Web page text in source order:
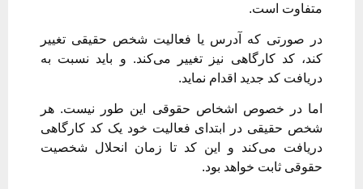
متفاوت است.
در صورتی که آدرس یا فعالیت شخص حقیقی تغییر
کند، کد کارگاهی نیز تغییر می‌کند. و باید نسبت به
دریافت کد جدید اقدام نماید.
اما در خصوص اشخاص حقوقی این طور نیست. هر
شخص حقیقی در ابتدای فعالیت خود یک کد کارگاهی
دریافت می‌کند و این کد تا زمان انحلال شخصیت
حقوقی ثابت خواهد بود.